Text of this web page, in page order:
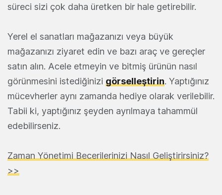
süreci sizi çok daha üretken bir hale getirebilir.
Yerel el sanatları mağazanızı veya büyük
mağazanızı ziyaret edin ve bazı araç ve gereçler
satın alın. Acele etmeyin ve bitmiş ürünün nasıl
görünmesini istediğinizi görselleştirin. Yaptığınız
mücevherler aynı zamanda hediye olarak verilebilir.
Tabii ki, yaptığınız şeyden ayrılmaya tahammül
edebilirseniz.
Zaman Yönetimi Becerilerinizi Nasıl Geliştirirsiniz?
>>